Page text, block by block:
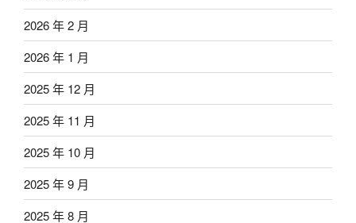
2026 年 2 月
2026 年 1 月
2025 年 12 月
2025 年 11 月
2025 年 10 月
2025 年 9 月
2025 年 8 月